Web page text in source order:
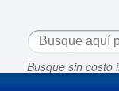
Busque sin costo